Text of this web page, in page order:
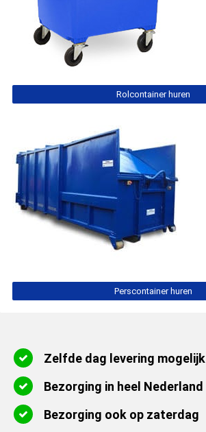
Rolcontainer huren
Perscontainer huren
Zelfde dag levering mogelijk
Bezorging in heel Nederland
Bezorging ook op zaterdag